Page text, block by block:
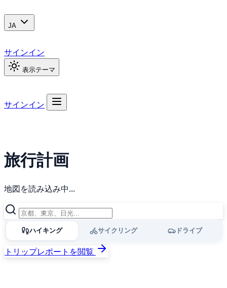
JA
サインイン
表示テーマ
サインイン
旅行計画
地図を読み込み中...
ハイキング サイクリング ドライブ
トリップレポートを閲覧